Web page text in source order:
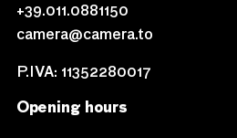
+39.011.0881150
camera@camera.to
P.IVA: 11352280017
Opening hours